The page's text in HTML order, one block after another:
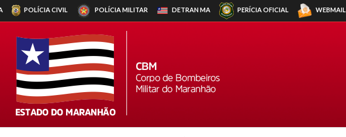
POLÍCIA CIVIL POLÍCIA MILITAR DETRANMA PERÍCIA OFICIAL WEBMAIL